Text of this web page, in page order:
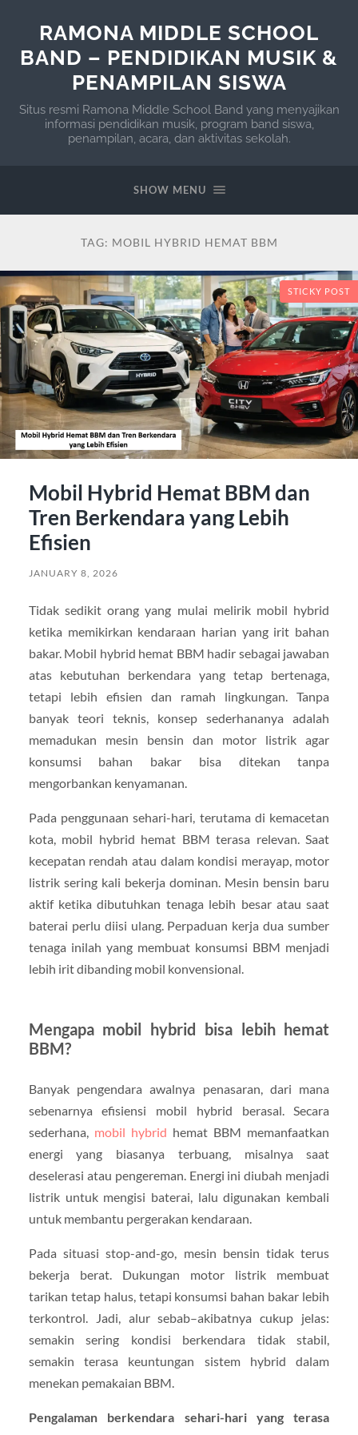
RAMONA MIDDLE SCHOOL
BAND – PENDIDIKAN MUSIK &
PENAMPILAN SISWA
Situs resmi Ramona Middle School Band yang menyajikan
informasi pendidikan musik, program band siswa,
penampilan, acara, dan aktivitas sekolah.
SHOW MENU
TAG: MOBIL HYBRID HEMAT BBM
STICKY POST
Mobil Hybrid Hemat BBM dan
Tren Berkendara yang Lebih
Efisien
JANUARY 8, 2026
Tidak sedikit orang yang mulai melirik mobil hybrid
ketika memikirkan kendaraan harian yang irit bahan
bakar. Mobil hybrid hemat BBM hadir sebagai jawaban
atas kebutuhan berkendara yang tetap bertenaga,
tetapi lebih efisien dan ramah lingkungan. Tanpa
banyak teori teknis, konsep sederhananya adalah
memadukan mesin bensin dan motor listrik agar
konsumsi bahan bakar bisa ditekan tanpa
mengorbankan kenyamanan.
Pada penggunaan sehari-hari, terutama di kemacetan
kota, mobil hybrid hemat BBM terasa relevan. Saat
kecepatan rendah atau dalam kondisi merayap, motor
listrik sering kali bekerja dominan. Mesin bensin baru
aktif ketika dibutuhkan tenaga lebih besar atau saat
baterai perlu diisi ulang. Perpaduan kerja dua sumber
tenaga inilah yang membuat konsumsi BBM menjadi
lebih irit dibanding mobil konvensional.
Mengapa mobil hybrid bisa lebih hemat
BBM?
Banyak pengendara awalnya penasaran, dari mana
sebenarnya efisiensi mobil hybrid berasal. Secara
sederhana, mobil hybrid hemat BBM memanfaatkan
energi yang biasanya terbuang, misalnya saat
deselerasi atau pengereman. Energi ini diubah menjadi
listrik untuk mengisi baterai, lalu digunakan kembali
untuk membantu pergerakan kendaraan.
Pada situasi stop-and-go, mesin bensin tidak terus
bekerja berat. Dukungan motor listrik membuat
tarikan tetap halus, tetapi konsumsi bahan bakar lebih
terkontrol. Jadi, alur sebab–akibatnya cukup jelas:
semakin sering kondisi berkendara tidak stabil,
semakin terasa keuntungan sistem hybrid dalam
menekan pemakaian BBM.
Pengalaman berkendara sehari-hari yang terasa